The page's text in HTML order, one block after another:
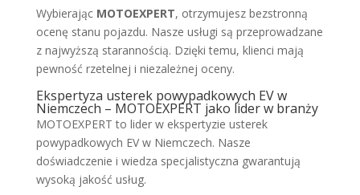
Wybierając MOTOEXPERT, otrzymujesz bezstronną
ocenę stanu pojazdu. Nasze usługi są przeprowadzane
z najwyższą starannością. Dzięki temu, klienci mają
pewność rzetelnej i niezależnej oceny.
Ekspertyza usterek powypadkowych EV w
Niemczech – MOTOEXPERT jako lider w branży
MOTOEXPERT to lider w ekspertyzie usterek
powypadkowych EV w Niemczech. Nasze
doświadczenie i wiedza specjalistyczna gwarantują
wysoką jakość usług.